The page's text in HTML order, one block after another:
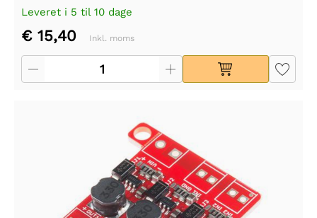
Leveret i 5 til 10 dage
€ 15,40 Inkl. moms